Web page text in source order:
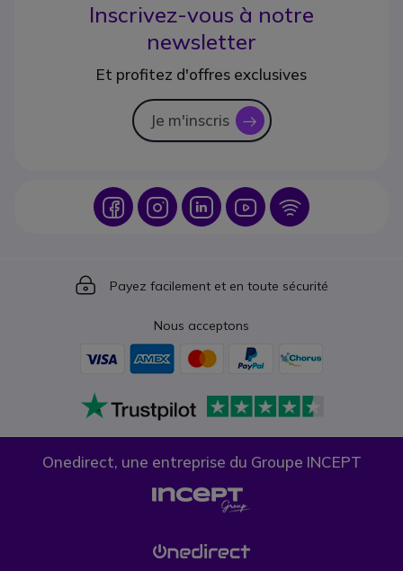
Inscrivez-vous à notre
newsletter
Et profitez d'offres exclusives
Je m'inscris icon
Icon IconIcon Icon Icon
Icon
Payez facilement et en toute sécurité
Nous acceptons
Onedirect, une entreprise du Groupe INCEPT